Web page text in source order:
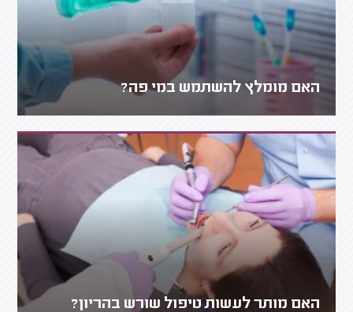
האם מומלץ להשתמש במי פה?
האם מותר לעשות טיפול שורש בהריון?